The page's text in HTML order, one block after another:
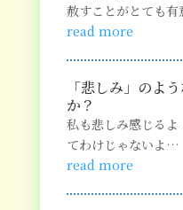
赦すことがとても
read more
「悲しみ」のよ
か？
私も悲しみ感じるよ
てわけじゃないよ…
read more